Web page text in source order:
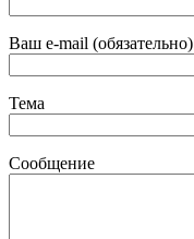
Ваш e-mail (обязательно)
Тема
Сообщение